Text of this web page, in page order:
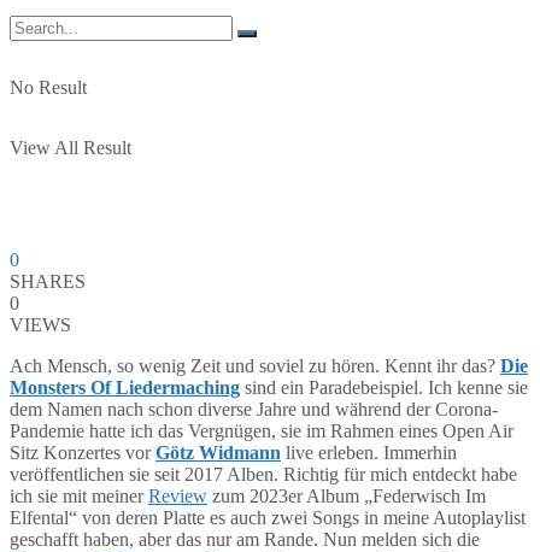
No Result
View All Result
0
SHARES
0
VIEWS
Ach Mensch, so wenig Zeit und soviel zu hören. Kennt ihr das? Die
Monsters Of Liedermaching sind ein Paradebeispiel. Ich kenne sie
dem Namen nach schon diverse Jahre und während der Corona-
Pandemie hatte ich das Vergnügen, sie im Rahmen eines Open Air
Sitz Konzertes vorGötz Widmann live erleben. Immerhin
veröffentlichen sie seit 2017 Alben. Richtig für mich entdeckt habe
ich sie mit meinerReview zum 2023er Album „Federwisch Im
Elfental“ von deren Platte es auch zwei Songs in meine Autoplaylist
geschafft haben, aber das nur am Rande. Nun melden sich die